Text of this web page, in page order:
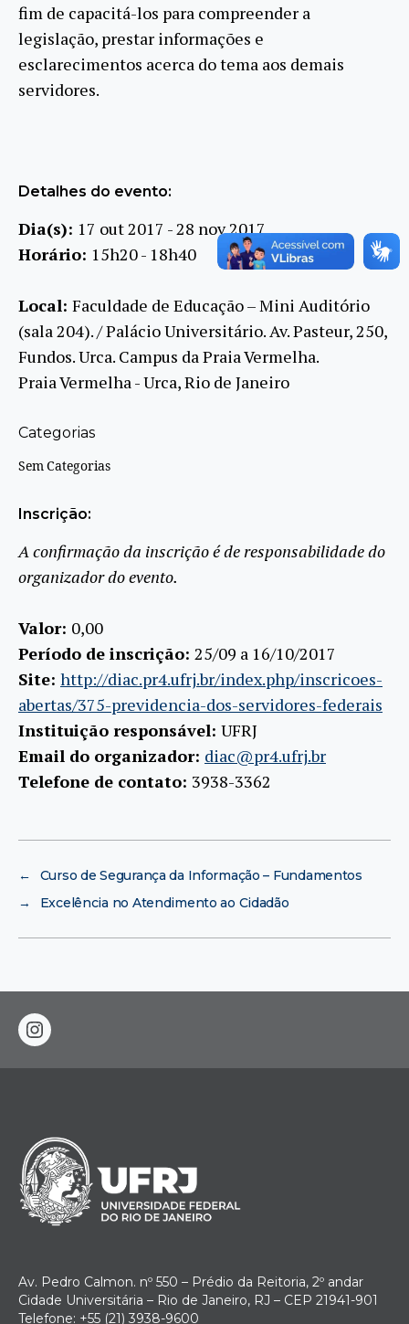
fim de capacitá-los para compreender a
legislação, prestar informações e
esclarecimentos acerca do tema aos demais
servidores.
Detalhes do evento:
Dia(s): 17 out 2017 - 28 nov 2017
Horário: 15h20 - 18h40
Local: Faculdade de Educação – Mini Auditório
(sala 204). / Palácio Universitário. Av. Pasteur, 250,
Fundos. Urca. Campus da Praia Vermelha.
Praia Vermelha - Urca, Rio de Janeiro
Categorias
Sem Categorias
Inscrição:
A confirmação da inscrição é de responsabilidade do
organizador do evento.
Valor: 0,00
Período de inscrição: 25/09 a 16/10/2017
Site: http://diac.pr4.ufrj.br/index.php/inscricoes-
abertas/375-previdencia-dos-servidores-federais
Instituição responsável: UFRJ
Email do organizador: diac@pr4.ufrj.br
Telefone de contato: 3938-3362
←
Curso de Segurança da Informação – Fundamentos
→
Excelência no Atendimento ao Cidadão
instagram
Av. Pedro Calmon. nº 550 – Prédio da Reitoria, 2º andar
Cidade Universitária – Rio de Janeiro, RJ – CEP 21941-901
Telefone: +55 (21) 3938-9600